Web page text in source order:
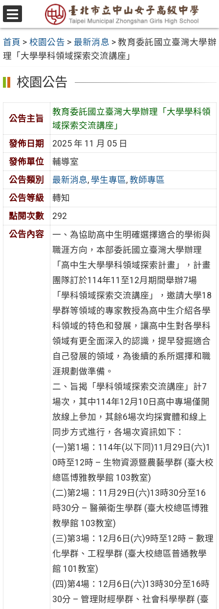
跳
至
要
內
容
區
選
單
首頁 > 校園公告 > 最新消息 >教育委託國立臺灣大學辦
理「大學學科領域探索交流講座」
校園公告
公告主旨
教育委託國立臺灣大學辦理「大學學科領
域探索交流講座」
發佈日期
2025 年 11 月 05 日
發佈單位
輔導室
公告類別
最新消息, 學生專區, 教師專區
公告等級
轉知
點閱次數
292
公告內容
一、為協助高中生明確選擇適合的學術與
職涯方向，本部委託國立臺灣大學辦理
「高中生大學學科領域探索計畫」，計畫
團隊訂於114年11至12月期間舉辦7場
「學科領域探索交流講座」，邀請大學18
學群等領域的專家教授為高中生介紹各學
科領域的特色和發展，讓高中生對各學科
領域有更全面深入的認識，提早發掘適合
自己發展的領域，為後續的系所選擇和職
涯規劃做準備。
二、旨揭「學科領域探索交流講座」計7
場次，其中114年12月10日高中專場僅開
放線上參加，其餘6場次均採實體和線上
同步方式進行，各場次資訊如下：
(一)第1場：114年(以下同)11月29日(六)1
0時至12時 – 生物資源暨農藝學群 (臺大校
總區博雅教學館 103教室)
(二)第2場：11月29日(六)13時30分至16
時30分 – 醫藥衛生學群 (臺大校總區博雅
教學館 103教室)
(三)第3場：12月6日(六)9時至12時 – 數理
化學群、工程學群 (臺大校總區普通教學
館 101教室)
(四)第4場：12月6日(六)13時30分至16時
30分 – 管理財經學群、社會科學學群 (臺